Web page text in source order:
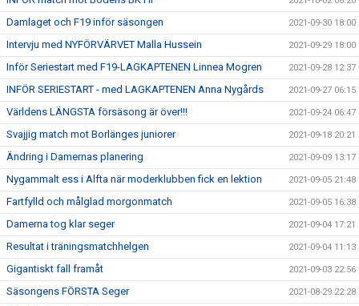
Damlaget och F19 inför säsongen 2021-09-30 18:00
Intervju med NYFÖRVÄRVET Malla Hussein 2021-09-29 18:00
Inför Seriestart med F19-LAGKAPTENEN Linnea Mogren 2021-09-28 12:37
INFÖR SERIESTART - med LAGKAPTENEN Anna Nygårds 2021-09-27 06:15
Världens LÄNGSTA försäsong är över!!! 2021-09-24 06:47
Svajjig match mot Borlänges juniorer 2021-09-18 20:21
Ändring i Damernas planering 2021-09-09 13:17
Nygammalt ess i Alfta när moderklubben fick en lektion 2021-09-05 21:48
Fartfylld och målglad morgonmatch 2021-09-05 16:38
Damerna tog klar seger 2021-09-04 17:21
Resultat i träningsmatchhelgen 2021-09-04 11:13
Gigantiskt fall framåt 2021-09-03 22:56
Säsongens FÖRSTA Seger 2021-08-29 22:28